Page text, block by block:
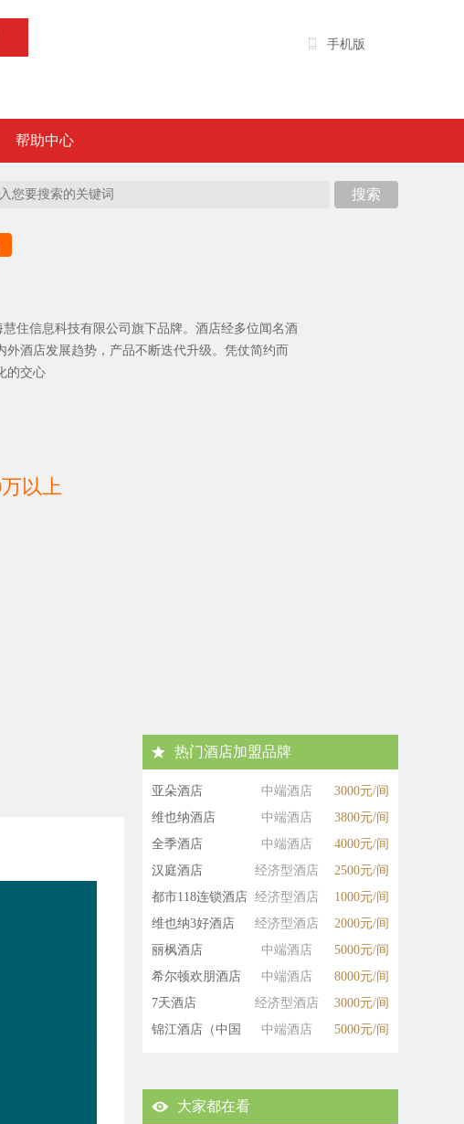
手机版
帮助中心
住信息科技有限公司旗下品牌。酒店经多位闻名酒
外酒店发展趋势，产品不断迭代升级。凭仗简约而
的交心
以上
热门酒店加盟品牌
亚朵酒店 中端酒店
3000元/间
维也纳酒店
中端酒店
3800元/间
全季酒店
中端酒店
4000元/间
汉庭酒店
经济型酒店
2500元/间
都市118连锁酒店 经济型酒店
1000元/间
维也纳3好酒店
经济型酒店
2000元/间
丽枫酒店
中端酒店
5000元/间
希尔顿欢朋酒店
中端酒店
8000元/间
7天酒店
经济型酒店
3000元/间
锦江酒店（中国
中端酒店 5000元/间
大家都在看